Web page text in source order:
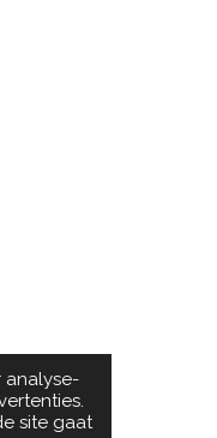
analyse-
site gaat